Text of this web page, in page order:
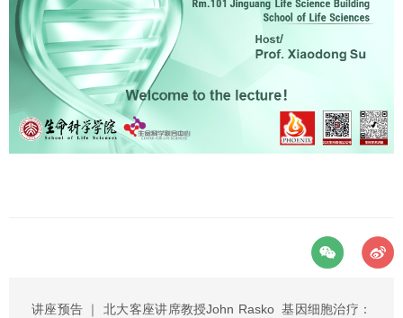
讲座预告 ｜ 北大客座讲席教授John Rasko 基因细胞治疗：